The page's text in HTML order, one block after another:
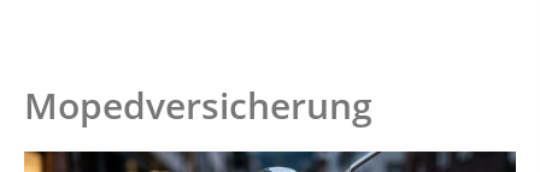
Mopedversicherung